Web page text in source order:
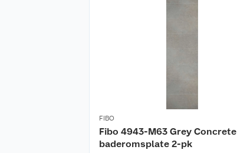
FIBO
Fibo 4943-M63 Grey Concrete
baderomsplate 2-pk